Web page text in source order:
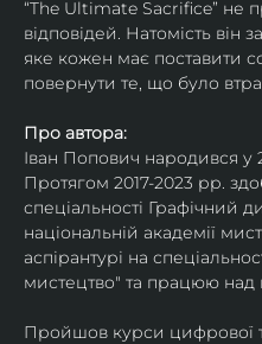
“The Ultimate Sacrifice” не
відповідей. Натомість він
яке кожен має поставити
повернути те, що було
Про автора:
Іван Попович народився у
Протягом 2017-2023 рр.
спеціальності Графічний
національній академії
аспірантурі на
мистецтво" та працюю
Пройшов курси цифрової